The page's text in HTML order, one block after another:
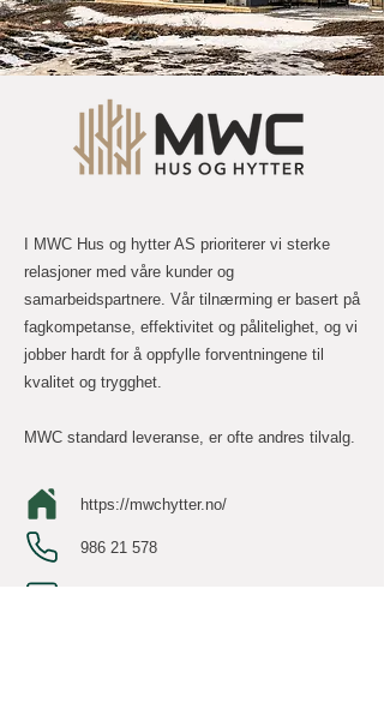
I MWC Hus og hytter AS prioriterer vi sterke
relasjoner med våre kunder og
samarbeidspartnere. Vår tilnærming er basert på
fagkompetanse, effektivitet og pålitelighet, og vi
jobber hardt for å oppfylle forventningene til
kvalitet og trygghet.
MWC standard leveranse, er ofte andres tilvalg.
https://mwchytter.no/
986 21 578